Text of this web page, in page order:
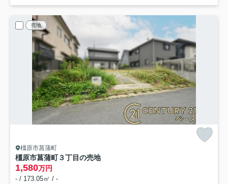
売地
橿原市菖蒲町
橿原市菖蒲町３丁目の売地
1,580万円
- / 173.05㎡ / -